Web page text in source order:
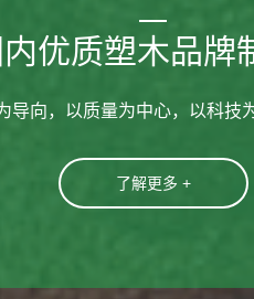
内优质塑木品牌
导向，以质量为中心，以科技
了解更多 +